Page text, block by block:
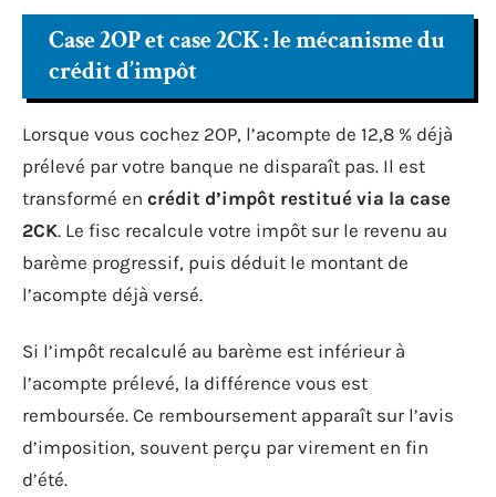
Case 2OP et case 2CK : le mécanisme du
crédit d’impôt
Lorsque vous cochez 2OP, l’acompte de 12,8 % déjà
prélevé par votre banque ne disparaît pas. Il est
transformé en crédit d’impôt restitué via la case
2CK. Le fisc recalcule votre impôt sur le revenu au
barème progressif, puis déduit le montant de
l’acompte déjà versé.
Si l’impôt recalculé au barème est inférieur à
l’acompte prélevé, la différence vous est
remboursée. Ce remboursement apparaît sur l’avis
d’imposition, souvent perçu par virement en fin
d’été.